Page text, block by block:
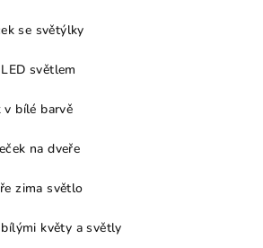
se světýlky
světlem
v bílé barvě
na dveře
zima světlo
květy a světly